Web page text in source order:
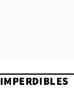
IMPERDIBLES